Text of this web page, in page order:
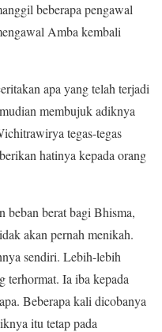
beberapa pengawal
Amba kembali
apa yang telah terjadi
membujuk adiknya
tegas-tegas
hatinya kepada orang
beban berat bagi Bhisma,
akan pernah menikah.
sendiri. Lebih-lebih
terhormat. Ia iba kepada
Beberapa kali dicobanya
itu tetap pada